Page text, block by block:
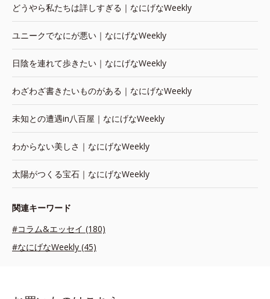
どうやら私たちは詳しすぎる｜なにげなWeekly
ユニークでなにが悪い｜なにげなWeekly
日陰を連れて歩きたい｜なにげなWeekly
わざわざ書きたいものがある｜なにげなWeekly
未知との遭遇in八百屋｜なにげなWeekly
わからない美しさ｜なにげなWeekly
太陽がつくる宝石｜なにげなWeekly
関連キーワード
#コラム&エッセイ (180)
#なにげなWeekly (45)